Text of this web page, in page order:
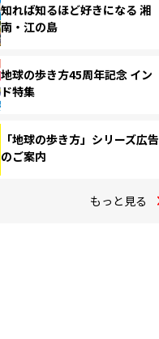
知れば知るほど好きになる 湘
南・江の島
地球の歩き方45周年記念 イン
ド特集
「地球の歩き方」シリーズ広告
のご案内
もっと見る